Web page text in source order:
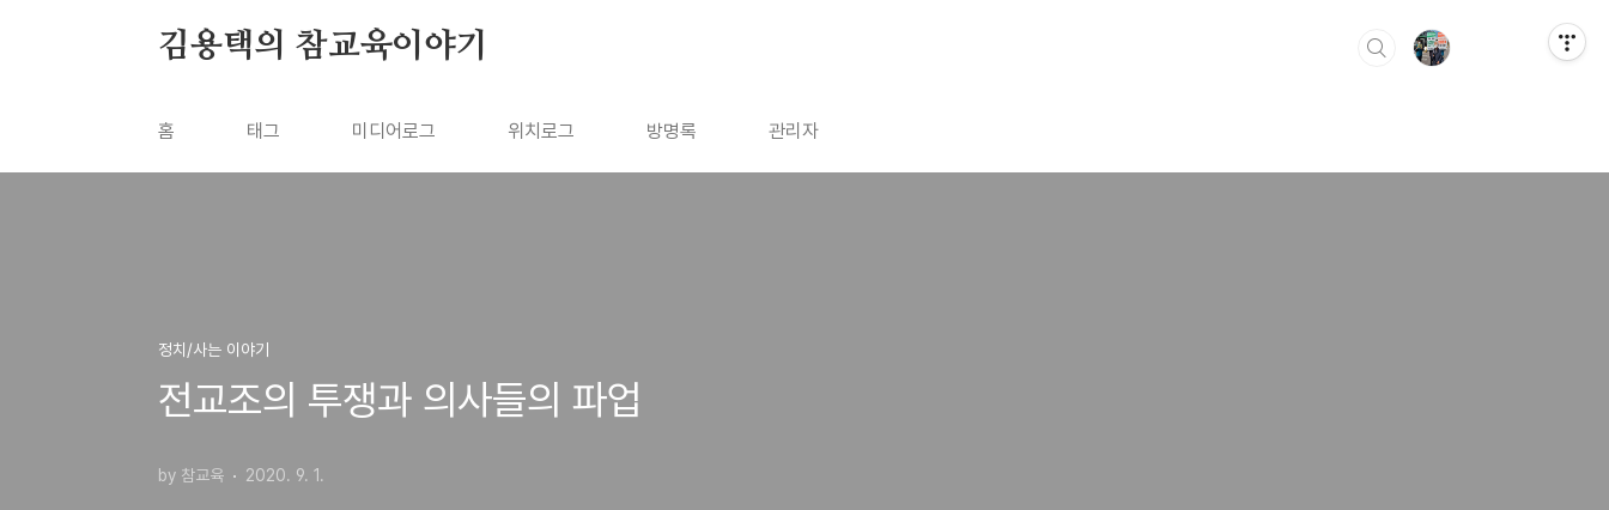
김용택의 참교육이야기
홈 태그 미디어로그 위치로그 방명록 관리자
정치/사는 이야기
전교조의 투쟁과 의사들의 파업
by 참교육 2020. 9. 1.